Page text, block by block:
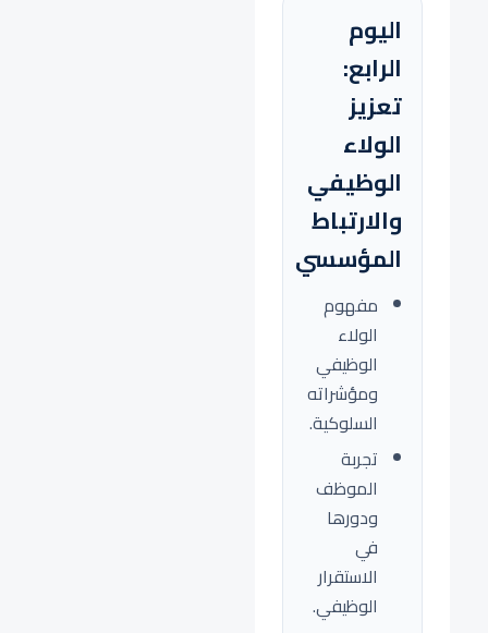
اليوم
الرابع:
تعزيز
الولاء
الوظيفي
والارتباط
المؤسسي
مفهوم
الولاء
الوظيفي
ومؤشراته
السلوكية.
تجربة
الموظف
ودورها
في
الاستقرار
الوظيفي.